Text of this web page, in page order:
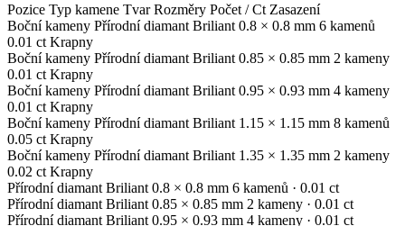
Pozice Typ kamene Tvar Rozměry Počet / Ct Zasazení
Boční kameny Přírodní diamant Briliant 0.8 × 0.8 mm 6 kamenů
0.01 ct Krapny
Boční kameny Přírodní diamant Briliant 0.85 × 0.85 mm 2 kameny
0.01 ct Krapny
Boční kameny Přírodní diamant Briliant 0.95 × 0.93 mm 4 kameny
0.01 ct Krapny
Boční kameny Přírodní diamant Briliant 1.15 × 1.15 mm 8 kamenů
0.05 ct Krapny
Boční kameny Přírodní diamant Briliant 1.35 × 1.35 mm 2 kameny
0.02 ct Krapny
Přírodní diamant Briliant 0.8 × 0.8 mm 6 kamenů · 0.01 ct
Přírodní diamant Briliant 0.85 × 0.85 mm 2 kameny · 0.01 ct
Přírodní diamant Briliant 0.95 × 0.93 mm 4 kameny · 0.01 ct